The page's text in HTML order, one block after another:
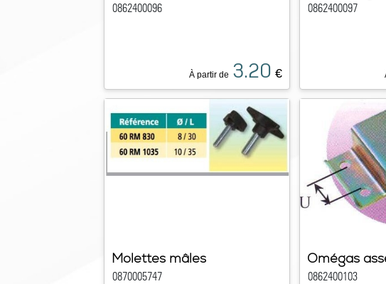
0862400096
À partir de 3.20 €
0862400097
Molettes mâles
0870005747
Omégas
0862400103